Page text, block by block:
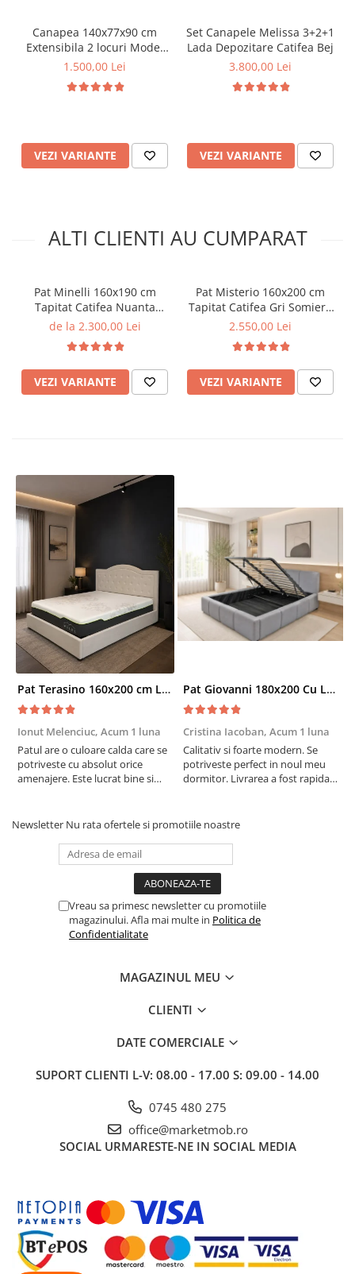
Canapea 140x77x90 cm
Extensibila 2 locuri Model
One Tapiterie Catifea Gri
1.500,00 Lei
VEZI VARIANTE
Set Canapele Melissa 3+2+1
Lada Depozitare Catifea Bej
3.800,00 Lei
VEZI VARIANTE
ALTI CLIENTI AU CUMPARAT
Pat Minelli 160x190 cm
Tapitat Catifea Nuanta
Crem Somiera Inclusa (cod
de la 2.300,00 Lei
VEZI VARIANTE
Pat Misterio 160x200 cm
Tapitat Catifea Gri Somiera
Inclusa (cod AF 3589-60)
2.550,00 Lei
VEZI VARIANTE
Pat Terasino 160x200 cm Lada Depozitare Tapitat Stofa Bej Somiera Inclusa
Ionut Melenciuc, Acum 1 luna
Patul are o culoare calda care se
potriveste cu absolut orice
amenajere. Este lucrat bine si
drag !
Pat Giovanni 180x200 Cu Lada De Depozitare Tapitat Catifea Gri Somiera Inclusa
Cristina Iacoban, Acum 1 luna
Calitativ si foarte modern. Se
potriveste perfect in noul meu
dormitor. Livrarea a fost rapida
Newsletter Nu rata ofertele si promotiile noastre
Vreau sa primesc newsletter cu promotiile
magazinului. Afla mai multe in Politica de
Confidentialitate
MAGAZINUL MEU
CLIENTI
DATE COMERCIALE
SUPORT CLIENTI L-V: 08.00 - 17.00 S: 09.00 - 14.00
0745 480 275
office@marketmob.ro
SOCIAL URMARESTE-NE IN SOCIAL MEDIA